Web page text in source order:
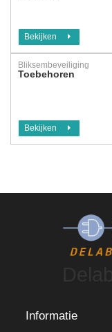
Bekijken
Bliksembeveiliging
Toebehoren
Bekijken
Informatie